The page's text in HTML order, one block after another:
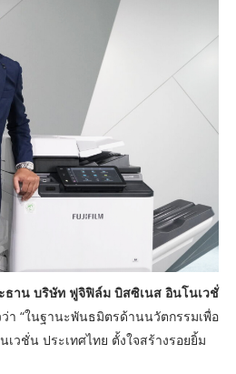
ธาน บริษัท ฟูจิฟิล์ม บิสซิเนส อินโนเวชั่
า “ในฐานะพันธมิตรด้านนวัตกรรมเพื่อ
วชั่น ประเทศไทย ตั้งใจสร้างรอยยิ้ม